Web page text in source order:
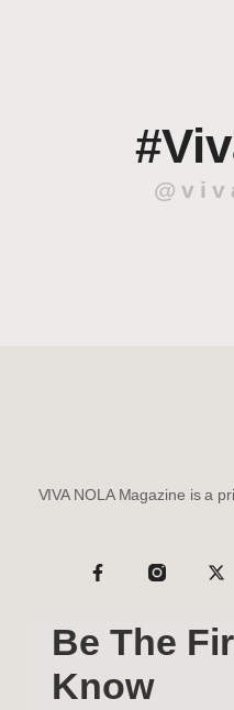
VIVA NOLA Magazine is a
Be The
Know